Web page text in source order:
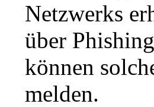
Netzwerks
über
können
melden.